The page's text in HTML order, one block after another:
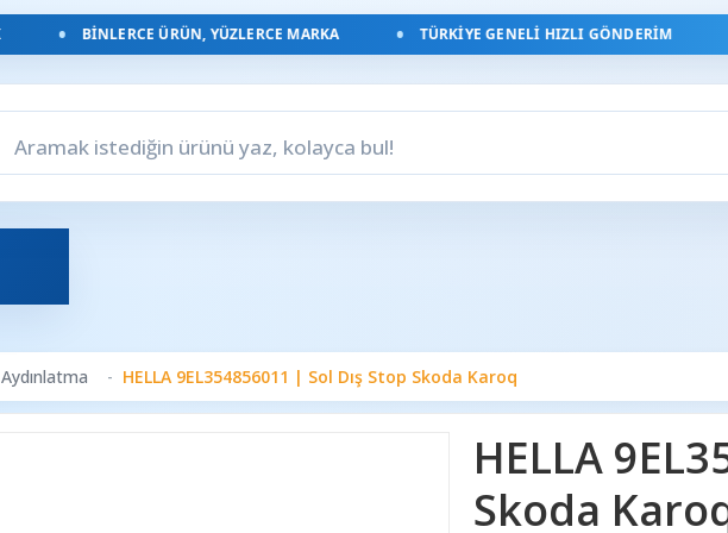
BINLERCE ÜRÜN, YÜZLERCE MARKA TÜRKIYE GENELI HIZLI GÖNDERIM
Aydınlatma HELLA 9EL354856011 | Sol Dış Stop Skoda Karoq
HELLA
Skoda